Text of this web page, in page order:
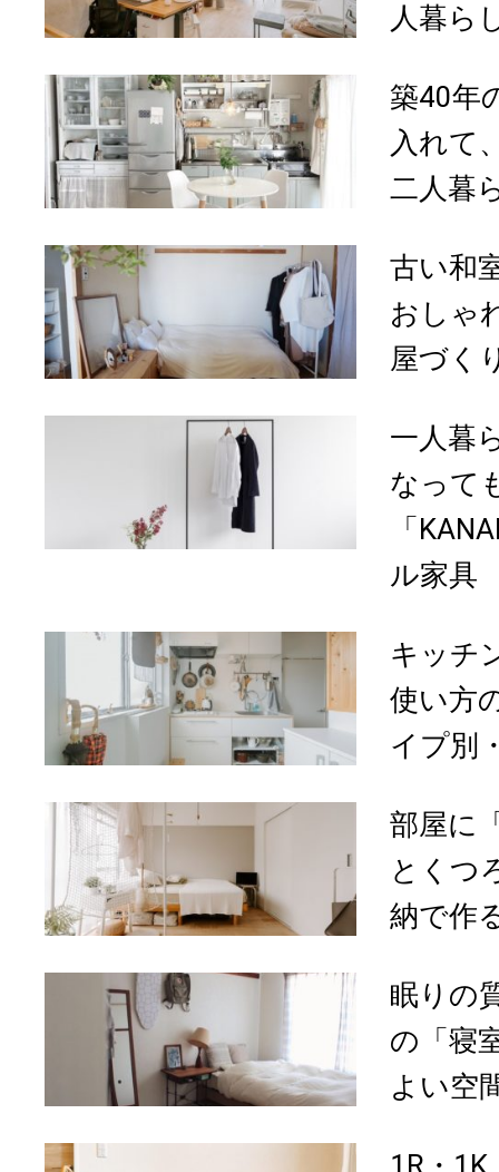
人暮ら
築40年
入れて
二人暮
古い和
おしゃ
屋づく
一人暮
なって
「
ル家具
キッチ
使い方
イプ別
部屋に
とくつ
納で作
眠りの
の「寝
よい空
1R・